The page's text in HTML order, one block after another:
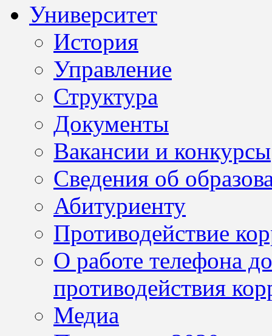
Университет
История
Управление
Структура
Документы
Вакансии и конкурсы
Сведения об
Абитуриенту
Противодействие
О работе телефона
противодействия
Медиа